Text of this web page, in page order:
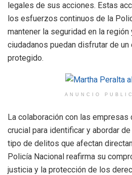
legales de sus acciones. Estas
los esfuerzos continuos de la
mantener la seguridad en la
ciudadanos puedan disfrutar de
protegido.
ANUNCIO
La colaboración con las
crucial para identificar y abordar
tipo de delitos que afectan
Policía Nacional reafirma su
justicia y la protección de los